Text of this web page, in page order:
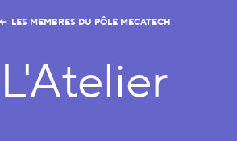
LES MEMBRES DU PÔLE MECATECH
L'Atelier